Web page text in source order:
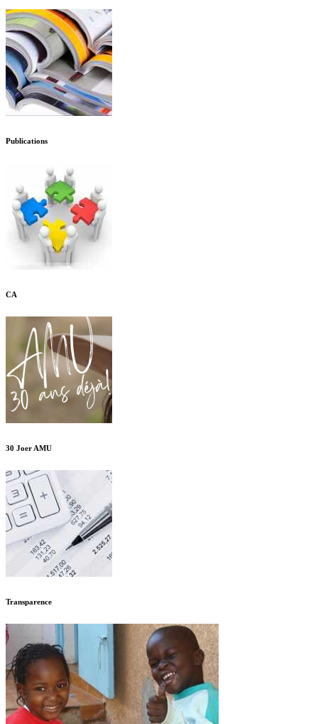
Publications
CA
30 Joer AMU
Transparence